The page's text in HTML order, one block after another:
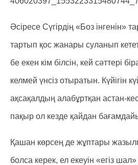
Әсіресе Сүгірдің «Боз інгенін»
тартып қос жанары суланып
бе екен кім білсін, кей сәттері
келмей үнсіз отыратын. Күйігін
ақсақалдың алабұртқан астан-
пақыр ол кезде қайдан
Қашан көрсең де жұптары
болса керек, ел екеуін «егіз